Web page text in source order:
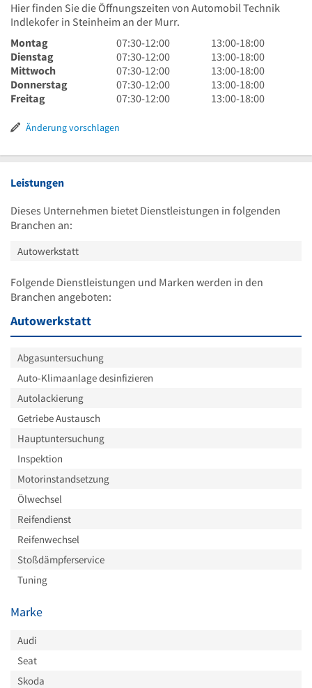
Hier finden Sie die Öffnungszeiten von Automobil Technik
Indlekofer in Steinheim an der Murr.
Montag
7
Uhr
30
bis
12
07:30-12:00
13
Uhr
bis
18
Uhr
13:00-18:00
Dienstag
7
Uhr
30
bis
Uhr
07:30-12:00
13
Uhr
bis
18
13:00-18:00
Mittwoch
7
Uhr
30
12
07:30-12:00
13
Uhr
bis
13:00-18:00
Donnerstag
7
Uhr
bis
Uhr
07:30-12:00
13
Uhr
13:00-18:00
Freitag
7
30
12
07:30-12:00
13
Uhr
13:00-18:00
Änderung vorschlagen
Leistungen
Dieses Unternehmen bietet Dienstleistungen in folgenden
Branchen an:
Autowerkstatt
Folgende Dienstleistungen und Marken werden in den
Branchen angeboten:
Autowerkstatt
Abgasuntersuchung
Auto-Klimaanlage desinfizieren
Autolackierung
Getriebe Austausch
Hauptuntersuchung
Inspektion
Motorinstandsetzung
Ölwechsel
Reifendienst
Reifenwechsel
Stoßdämpferservice
Tuning
Marke
Audi
Seat
Skoda